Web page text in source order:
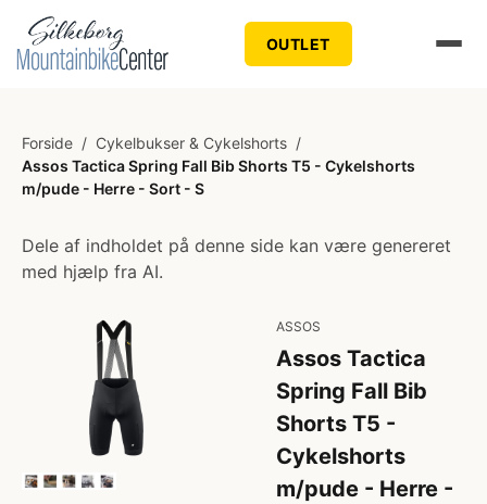
OUTLET
Forside / Cykelbukser & Cykelshorts /
Assos Tactica Spring Fall Bib Shorts T5 - Cykelshorts
m/pude - Herre - Sort - S
Dele af indholdet på denne side kan være genereret
med hjælp fra AI.
ASSOS
Assos Tactica
Spring Fall Bib
Shorts T5 -
Cykelshorts
m/pude - Herre -